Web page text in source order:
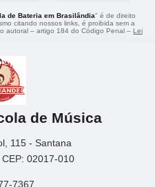
de Bateria em Brasilândia" é de direito
citando nossos links, é proibida sem a
autoral – artigo 184 do Código Penal – Lei
de Música
115 - Santana
02017-010
7367